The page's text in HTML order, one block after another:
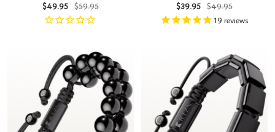
Precio
de
$49.95 Precio
normal
$59.95
Precio
de
$39.95 Precio
normal
$49.95
19 reviews